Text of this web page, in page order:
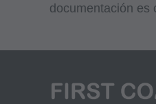
documentación